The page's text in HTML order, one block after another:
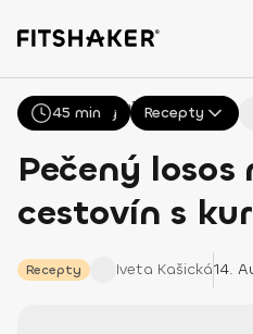
Všetky Recepty
Pečený losos
cestovín s
Recepty Iveta Kašická14.
45 min NaN